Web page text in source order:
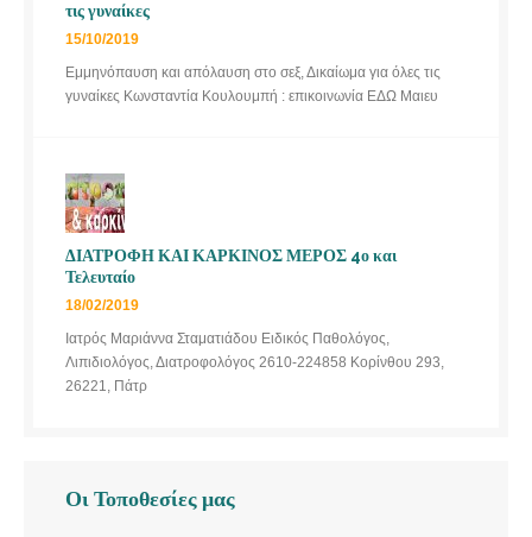
τις γυναίκες
15/10/2019
Εμμηνόπαυση και απόλαυση στο σεξ, Δικαίωμα για όλες τις
γυναίκες Κωνσταντία Κουλουμπή : επικοινωνία ΕΔΩ Μαιευ
ΔΙΑΤΡΟΦΗ ΚΑΙ ΚΑΡΚΙΝΟΣ ΜΕΡΟΣ 4ο και
Τελευταίο
18/02/2019
Ιατρός Μαριάννα Σταματιάδου Ειδικός Παθολόγος,
Λιπιδιολόγος, Διατροφολόγος 2610-224858 Κορίνθου 293,
26221, Πάτρ
Οι Τοποθεσίες μας